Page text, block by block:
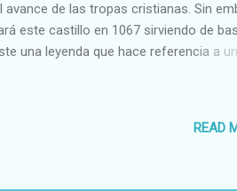
de las tropas cristianas. Sin
este castillo en 1067 sirviendo de
una leyenda que hace referencia a
cristianos para acabar con la vida
al gobernador con sus caricias. En ese
READ